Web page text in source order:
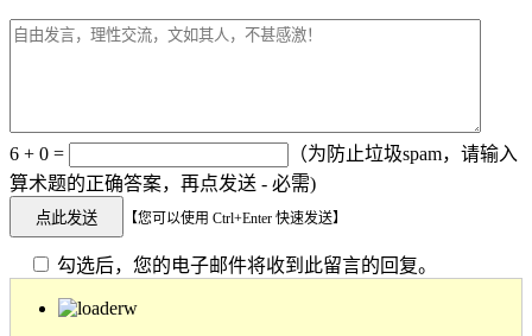
6 + 0 =
（为防止垃圾spam，请输入
算术题的正确答案，再点发送 - 必需)
【您可以使用 Ctrl+Enter 快速发送】
勾选后，您的电子邮件将收到此留言的回复。